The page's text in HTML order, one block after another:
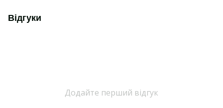
Відгуки
Додайте перший відгук